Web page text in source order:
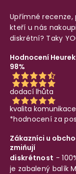
Upřímné
kteří u nás
diskrétní? Taky
Hodnocení
98%
dodací lhůta
kvalita komunikace
*hodnocení za
Zákazníci u
zmiňují
diskrétnost -
je zabalený balík